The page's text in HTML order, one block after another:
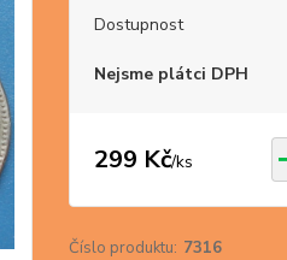
Dostupnost
Nejsme plátci DPH
299 Kč/ks
Číslo produktu: 7316